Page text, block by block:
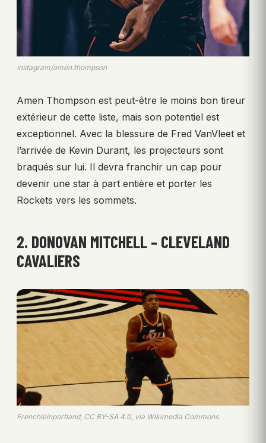
instagram/amen.thompson
Amen Thompson est peut-être le moins bon tireur
extérieur de cette liste, mais son potentiel est
exceptionnel. Avec la blessure de Fred VanVleet et
l’arrivée de Kevin Durant, les projecteurs sont
braqués sur lui. Il devra franchir un cap pour
devenir une star à part entière et porter les
Rockets vers les sommets.
2. DONOVAN MITCHELL – CLEVELAND
CAVALIERS
Frenchieinportland, CC BY-SA 4.0, via Wikimedia Commons